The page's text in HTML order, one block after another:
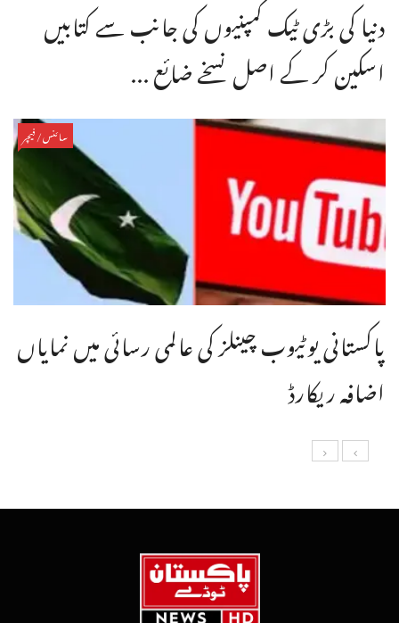
دنیا کی بڑی ٹیک کمپنیوں کی جانب سے کتابیں
اسکین کر کے اصل نسخے ضائع ...
سائنس/فیچر
پاکستانی یوٹیوب چینلز کی عالمی رسائی میں نمایاں
اضافہ ریکارڈ